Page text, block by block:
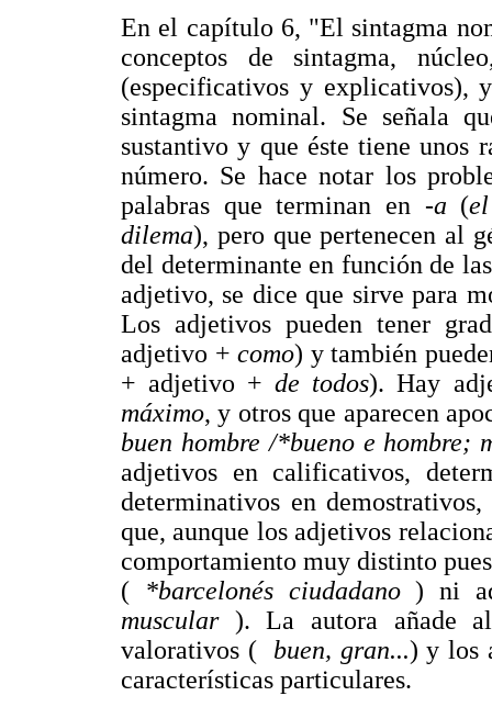
En el capítulo 6, "El sintagma
conceptos de sintagma,
(especificativos y explicativos),
sintagma nominal. Se señala
sustantivo y que éste tiene unos
número. Se hace notar los
palabras que terminan en -a (
dilema), pero que pertenecen al
del determinante en función de
adjetivo, se dice que sirve para
Los adjetivos pueden tener
adjetivo +como) y también
+ adjetivo +de todos). Hay
máximo, y otros que aparecen
buen hombre /*bueno e
adjetivos en calificativos,
determinativos en
que, aunque los adjetivos
comportamiento muy distinto
( *barcelonés ciudadano) ni
muscular ). La autora añade
valorativos ( buen, gran...) y los
características particulares.